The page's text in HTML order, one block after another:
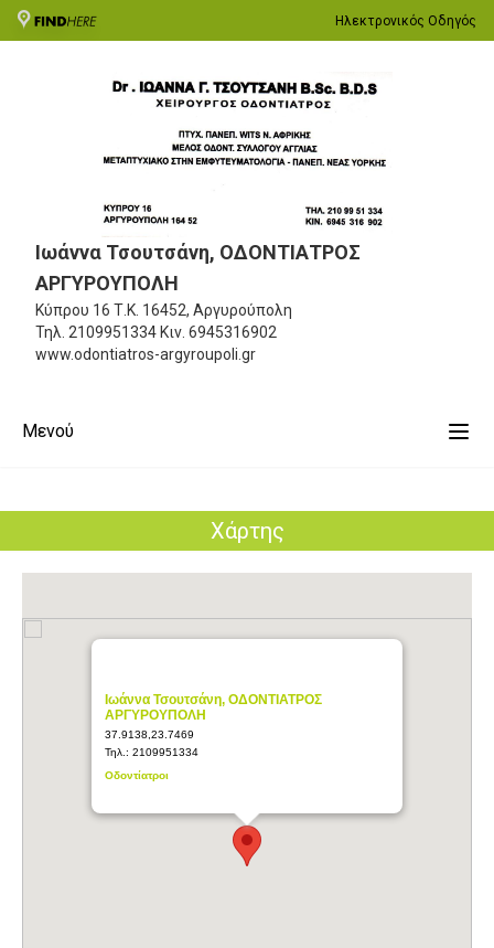
Ηλεκτρονικός Οδηγός
Ιωάννα Τσουτσάνη, ΟΔΟΝΤΙΑΤΡΟΣ
ΑΡΓΥΡΟΥΠΟΛΗ
Κύπρου 16 Τ.Κ. 16452, Αργυρούπολη
Τηλ. 2109951334 Κιν. 6945316902
www.odontiatros-argyroupoli.gr
Μενού
Χάρτης
Ιωάννα Τσουτσάνη, ΟΔΟΝΤΙΑΤΡΟΣ
ΑΡΓΥΡΟΥΠΟΛΗ
37.9138,23.7469
Τηλ.: 2109951334
Οδοντίατροι